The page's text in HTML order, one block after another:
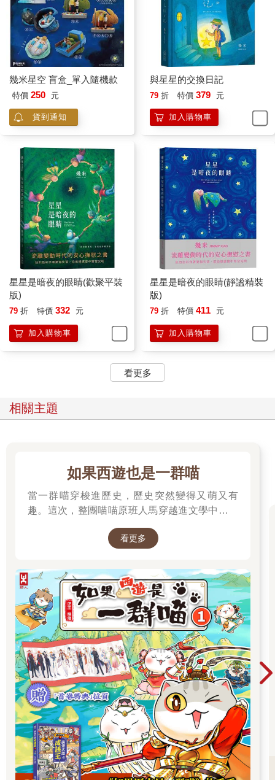
幾米星空 盲盒_單入隨機款
特價 250 元
貨到通知
與星星的交換日記
79 折 特價 379 元
加入購物車
星星是暗夜的眼睛(歡聚平裝
版)
79 折 特價 332 元
加入購物車
星星是暗夜的眼睛(靜謐精裝
版)
79 折 特價 411 元
加入購物車
看更多
相關主題
如果西遊也是一群喵
當一群喵穿梭進歷史，歷史突然變得又萌又有
趣。這次，整團喵喵原班人馬穿越進文學中，開
看更多